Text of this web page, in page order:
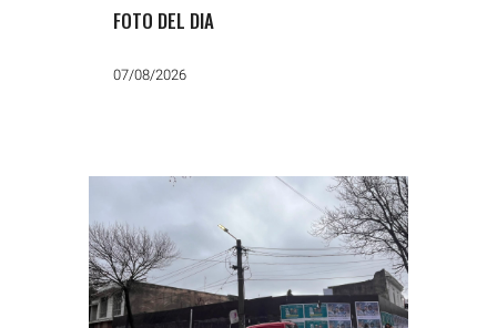
FOTO DEL DIA
07/08/2026